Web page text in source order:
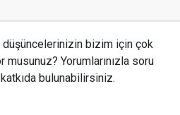
düşüncelerinizin bizim için çok
Yorumlarınızla soru
bulunabilirsiniz.